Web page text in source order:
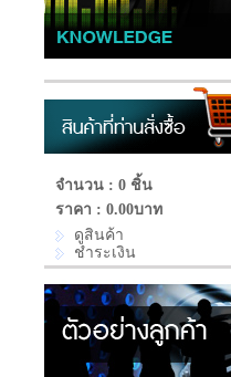
จำนวน : 0 ชิ้น
ราคา : 0.00บาท
ดูสินค้า
ชำระเงิน